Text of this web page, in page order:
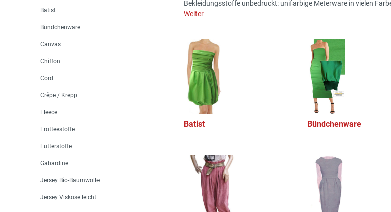
Batist
Bündchenware
Canvas
Chiffon
Cord
Crêpe / Krepp
Fleece
Frotteestoffe
Futterstoffe
Gabardine
Jersey Bio-Baumwolle
Jersey Viskose leicht
Bekleidungsstoffe unbedruckt: unifarbige Meterware in vielen
Weiter
Batist Bündchenware